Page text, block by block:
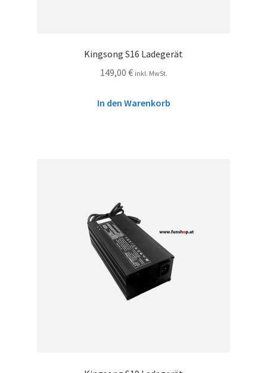
Kingsong S16 Ladegerät
149,00 € inkl. MwSt.
In den Warenkorb